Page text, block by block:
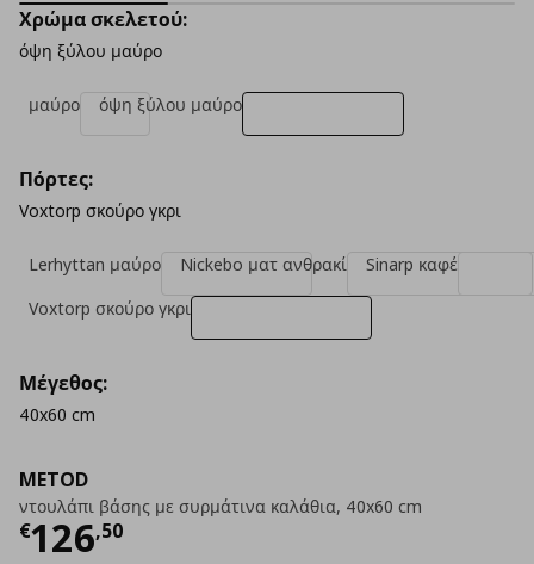
METOD
ντουλάπι βάσης με συρμάτινα καλάθια, 40x60 cm
€126,50
Τρέχουσα τιμή
Χρώμα σκελετού:
όψη ξύλου μαύρο
μαύρο όψη ξύλου μαύρο
Πόρτες:
Voxtorp σκούρο γκρι
Lerhyttan μαύρο Nickebo ματ ανθρακί
Sinarp καφέ
Voxtorp σκούρο γκρι
Μέγεθος:
40x60 cm